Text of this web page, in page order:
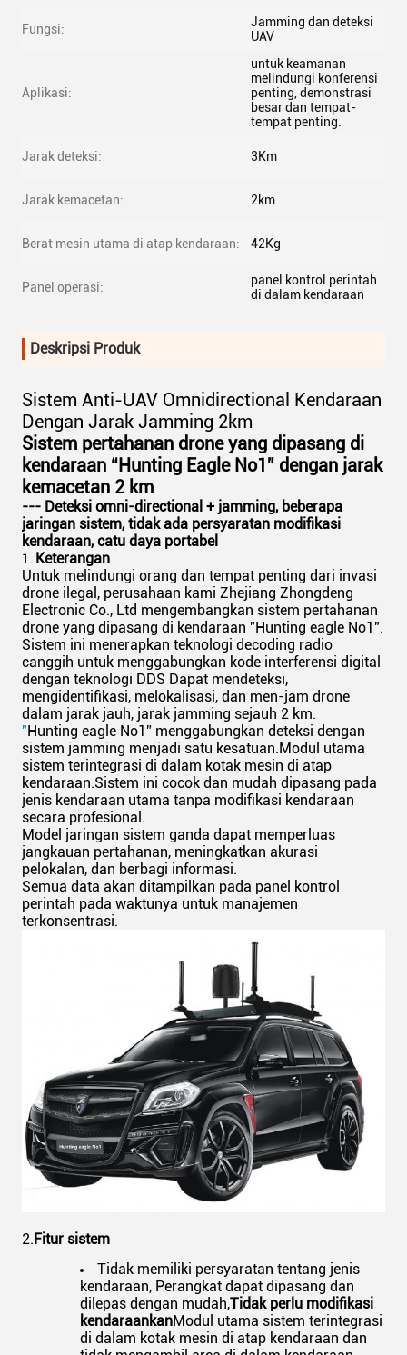
Fungsi:
Jamming dan deteksi
UAV
Aplikasi:
untuk keamanan
melindungi konferensi
penting, demonstrasi
besar dan tempat-
tempat penting.
Jarak deteksi: 3Km
Jarak kemacetan: 2km
Berat mesin utama di atap kendaraan: 42Kg
Panel operasi:
panel kontrol perintah
di dalam kendaraan
Deskripsi Produk
Sistem Anti-UAV Omnidirectional Kendaraan
Dengan Jarak Jamming 2km
Sistem pertahanan drone yang dipasang di
kendaraan “Hunting Eagle No1” dengan jarak
kemacetan 2 km
--- Deteksi omni-directional + jamming, beberapa
jaringan sistem, tidak ada persyaratan modifikasi
kendaraan, catu daya portabel
Keterangan
Untuk melindungi orang dan tempat penting dari invasi
drone ilegal, perusahaan kami Zhejiang Zhongdeng
Electronic Co., Ltd mengembangkan sistem pertahanan
drone yang dipasang di kendaraan "Hunting eagle No1".
Sistem ini menerapkan teknologi decoding radio
canggih untuk menggabungkan kode interferensi digital
dengan teknologi DDS Dapat mendeteksi,
mengidentifikasi, melokalisasi, dan men-jam drone
dalam jarak jauh, jarak jamming sejauh 2 km.
"Hunting eagle No1” menggabungkan deteksi dengan
sistem jamming menjadi satu kesatuan.Modul utama
sistem terintegrasi di dalam kotak mesin di atap
kendaraan.Sistem ini cocok dan mudah dipasang pada
jenis kendaraan utama tanpa modifikasi kendaraan
secara profesional.
Model jaringan sistem ganda dapat memperluas
jangkauan pertahanan, meningkatkan akurasi
pelokalan, dan berbagi informasi.
Semua data akan ditampilkan pada panel kontrol
perintah pada waktunya untuk manajemen
terkonsentrasi.
2.​​ Fitur sistem
Tidak memiliki persyaratan tentang jenis
kendaraan, Perangkat dapat dipasang dan
dilepas dengan mudah,Tidak perlu modifikasi
kendaraankanModul utama sistem terintegrasi
di dalam kotak mesin di atap kendaraan dan